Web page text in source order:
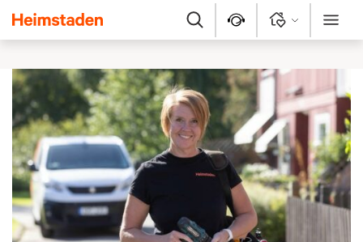
Heimstaden
Sök Kontakt Logga in Meny